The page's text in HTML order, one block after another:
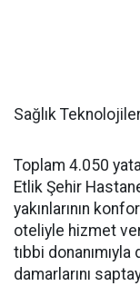
Sağlık
Toplam 4.050
Etlik Şehir
yakınlarının
oteliyle hizmet
tıbbi
damarlarını